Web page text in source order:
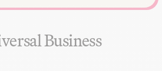
Business